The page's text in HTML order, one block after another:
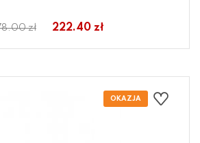
zł 222.40 zł